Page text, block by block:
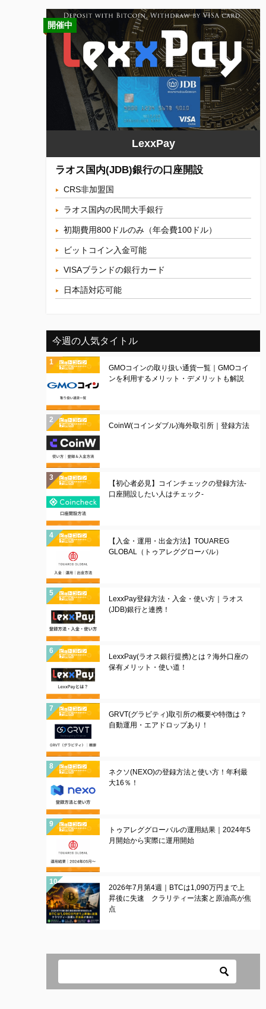
開催中
LexxPay
ラオス国内(JDB)銀行の口座開設
CRS非加盟国
ラオス国内の民間大手銀行
初期費用800ドルのみ（年会費100ドル）
ビットコイン入金可能
VISAブランドの銀行カード
日本語対応可能
今週の人気タイトル
GMOコインの取り扱い通貨一覧｜GMOコイ
ンを利用するメリット・デメリットも解説
CoinW(コインダブル)海外取引所｜登録方法
【初心者必見】コインチェックの登録方法-
口座開設したい人はチェック-
【入金・運用・出金方法】TOUAREG
GLOBAL（トゥアレググローバル）
LexxPay登録方法・入金・使い方｜ラオス
(JDB)銀行と連携！
LexxPay(ラオス銀行提携)とは？海外口座の
保有メリット・使い道！
GRVT(グラビティ)取引所の概要や特徴は？
自動運用・エアドロップあり！
ネクソ(NEXO)の登録方法と使い方！年利最
大16％！
トゥアレググローバルの運用結果｜2024年5
月開始から実際に運用開始
2026年7月第4週｜BTCは1,090万円まで上
昇後に失速 クラリティー法案と原油高が焦
点